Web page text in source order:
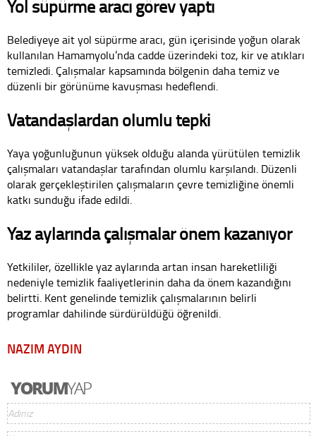
Yol süpürme aracı görev yaptı
Belediyeye ait yol süpürme aracı, gün içerisinde yoğun olarak
kullanılan Hamamyolu’nda cadde üzerindeki toz, kir ve atıkları
temizledi. Çalışmalar kapsamında bölgenin daha temiz ve
düzenli bir görünüme kavuşması hedeflendi.
Vatandaşlardan olumlu tepki
Yaya yoğunluğunun yüksek olduğu alanda yürütülen temizlik
çalışmaları vatandaşlar tarafından olumlu karşılandı. Düzenli
olarak gerçekleştirilen çalışmaların çevre temizliğine önemli
katkı sunduğu ifade edildi.
Yaz aylarında çalışmalar önem kazanıyor
Yetkililer, özellikle yaz aylarında artan insan hareketliliği
nedeniyle temizlik faaliyetlerinin daha da önem kazandığını
belirtti. Kent genelinde temizlik çalışmalarının belirli
programlar dahilinde sürdürüldüğü öğrenildi.
NAZIM AYDIN